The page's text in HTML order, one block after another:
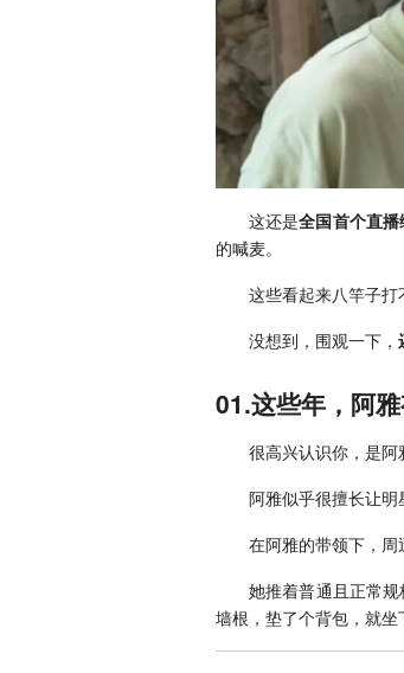
这还是全国首个直播
的喊麦。
这些看起来八竿子
没想到，围观一下，
01.这些年，阿
很高兴认识你，是阿
阿雅似乎很擅长让明
在阿雅的带领下，周
她推着普通且正常
墙根，垫了个背包，就坐